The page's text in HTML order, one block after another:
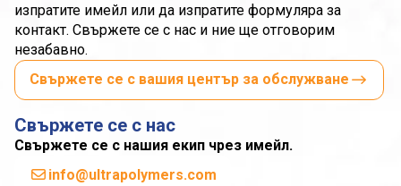
изпратите имейл или да изпратите формуляра за
контакт. Свържете се с нас и ние ще отговорим
незабавно.
Свържете се с вашия център за обслужване
Свържете се с нас
Свържете се с нашия екип чрез имейл.
info@ultrapolymers.com